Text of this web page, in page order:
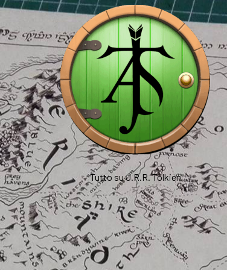
Tutto su J.R.R. Tolkien